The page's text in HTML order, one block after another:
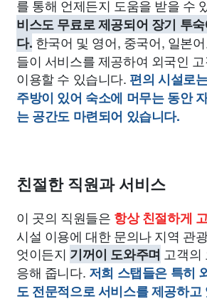
를 통해 언제든지 도움을 받을 수
비스도 무료로 제공되어 장기 투
다. 한국어 및 영어, 중국어, 일본
들이 서비스를 제공하여 외국인
이용할 수 있습니다. 편의 시설로
주방이 있어 숙소에 머무는 동안
는 공간도 마련되어 있습니다.
친절한 직원과 서비스
이 곳의 직원들은 항상 친절하게
시설 이용에 대한 문의나 지역 관
엇이든지 기꺼이 도와주며 고객의
응해 줍니다. 저희 스탭들은 특히
도 전문적으로 서비스를 제공하고